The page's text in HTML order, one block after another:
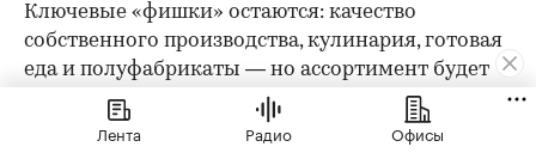
Ключевые «фишки» остаются: качество
собственного производства, кулинария, готовая
еда и полуфабрикаты — но ассортимент будет
более узким, а формат сдвинется в сторону
ежедневных небольших покупок. Впрочем,
Лента Радио Офисы